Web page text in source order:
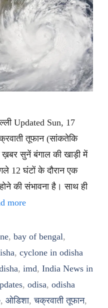
Updated Sun, 17
तूफान (सांकतेकि
सुनें बंगाल की खाड़ी में
12 घंटों के दौरान एक
की संभावना है। साथ ही
more
, bay of bengal,
, cyclone in odisha
, imd, India News in
, odisa, odisha
, ओडिशा,चक्रवाती तूफान,